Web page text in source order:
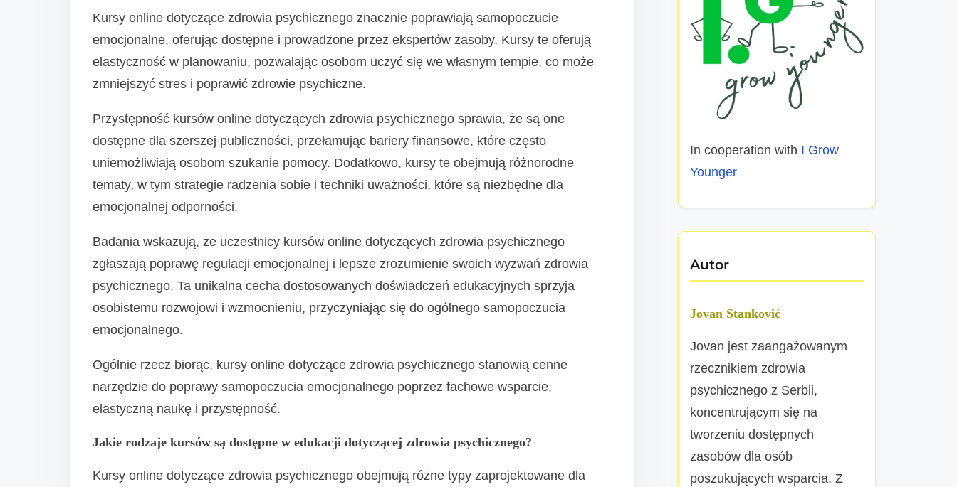
Kursy online dotyczące zdrowia psychicznego znacznie poprawiają samopoczucie
emocjonalne, oferując dostępne i prowadzone przez ekspertów zasoby. Kursy te oferują
elastyczność w planowaniu, pozwalając osobom uczyć się we własnym tempie, co może
zmniejszyć stres i poprawić zdrowie psychiczne.
Przystępność kursów online dotyczących zdrowia psychicznego sprawia, że są one
dostępne dla szerszej publiczności, przełamując bariery finansowe, które często
uniemożliwiają osobom szukanie pomocy. Dodatkowo, kursy te obejmują różnorodne
tematy, w tym strategie radzenia sobie i techniki uważności, które są niezbędne dla
emocjonalnej odporności.
Badania wskazują, że uczestnicy kursów online dotyczących zdrowia psychicznego
zgłaszają poprawę regulacji emocjonalnej i lepsze zrozumienie swoich wyzwań zdrowia
psychicznego. Ta unikalna cecha dostosowanych doświadczeń edukacyjnych sprzyja
osobistemu rozwojowi i wzmocnieniu, przyczyniając się do ogólnego samopoczucia
emocjonalnego.
Ogólnie rzecz biorąc, kursy online dotyczące zdrowia psychicznego stanowią cenne
narzędzie do poprawy samopoczucia emocjonalnego poprzez fachowe wsparcie,
elastyczną naukę i przystępność.
Jakie rodzaje kursów są dostępne w edukacji dotyczącej zdrowia psychicznego?
Kursy online dotyczące zdrowia psychicznego obejmują różne typy zaprojektowane dla
In cooperation with I Grow
Younger
Autor
Jovan Stanković
Jovan jest zaangażowanym
rzecznikiem zdrowia
psychicznego z Serbii,
koncentrującym się na
tworzeniu dostępnych
zasobów dla osób
poszukujących wsparcia. Z